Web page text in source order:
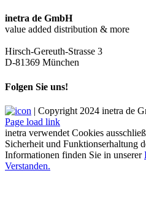
inetra de GmbH
value added distribution & more
Hirsch-Gereuth-Strasse 3
D-81369 München
Folgen Sie uns!
| Copyright 2024 inetra de
Page load link
inetra verwendet Cookies
Sicherheit und Funktionserhaltung
Informationen finden Sie in unserer
Verstanden.